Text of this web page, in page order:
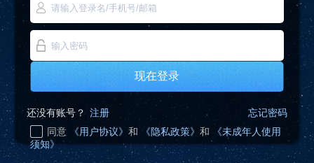
现在登录
还没有账号？ 注册
忘记密码
同意
《用户协议》 和 《隐私政策》 和
《未成年人使用
须知》